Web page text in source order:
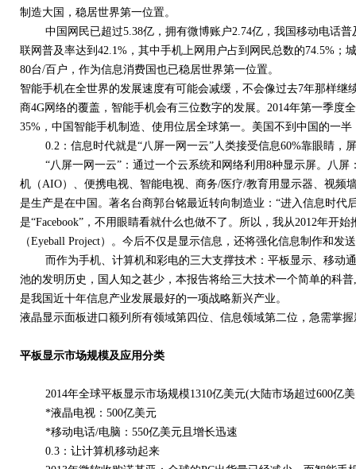
制造大国，稳居世界第一位置。
中国网民已超过5.38亿，拥有微博账户2.74亿，我国移动电话普
联网普及率达到42.1%，其中手机上网用户占到网民总数的74.5%；
80台/百户，作为信息消费国也已稳居世界第一位置。
智能手机在全世界的发展速度有可能会减缓，不会像过去7年那样
商4G网络的覆盖，智能手机会有三位数字的发展。2014年第一季度
35%，中国智能手机制造、使用位居全球第一。美国不到中国的一半
0.2：信息时代就是“八屏一网一云”人类接受信息60%靠眼睛，
“八屏一网一云”：通过一个云系统和网络利用8种显示屏。八屏
机（AIO）、便携电视、智能电视、商务/医疗/教育用显示器、视频
是生产是在中国。著名台商郭台铭最近转向制造业：“进入信息时代
是“Facebook”，不用眼睛看就什么也做不了。所以，我从2012年开
（Eyeball Project）。今后不仅是显示信息，还将强化信息制作和发
而作为手机、计算机和彩电的三大支撑技术：平板显示、移动
池的发明历史，国人知之甚少，本报告将给三大技术一个简单的科
是我国近十年信息产业发展最好的一项战略新兴产业。
液晶显示面板进口额列所有领域第四位、信息领域第二位，急需掌
平板显示市场规模及应用分类
2014年全球平板显示市场规模1310亿美元(大陆市场超过600亿
*液晶电视：500亿美元
*移动电话/电脑：550亿美元且增长迅速
0.3：让计算机移动起来